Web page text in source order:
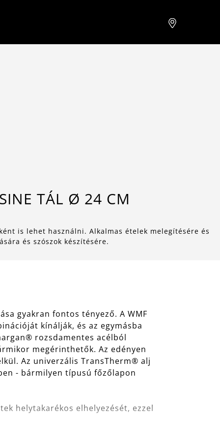
TÁL Ø 24 CM
is lehet használni. Alkalmas ételek melegítésére és
és szószok készítésére.
gyakran fontos tényező. A WMF
kínálják, és az egymásba
rozsdamentes acélból
megérinthetők. Az edényen
Az univerzális TransTherm® alj
- bármilyen típusú főzőlapon
helytakarékos elhelyezését, ezzel